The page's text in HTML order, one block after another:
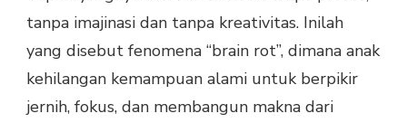
tanpa imajinasi dan tanpa kreativitas. Inilah
yang disebut fenomena “brain rot”, dimana anak
kehilangan kemampuan alami untuk berpikir
jernih, fokus, dan membangun makna dari